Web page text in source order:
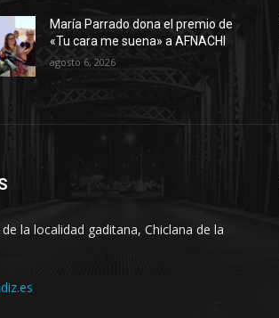
María Parrado dona el premio de
«Tu cara me suena» a AFNACHI
agosto 6, 2026
la localidad gaditana, Chiclana de la